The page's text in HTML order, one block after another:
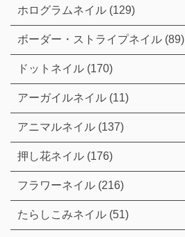
ホログラムネイル (129)
ボーダー・ストライプネイル (89)
ドットネイル (170)
アーガイルネイル (11)
アニマルネイル (137)
押し花ネイル (176)
フラワーネイル (216)
たらしこみネイル (51)